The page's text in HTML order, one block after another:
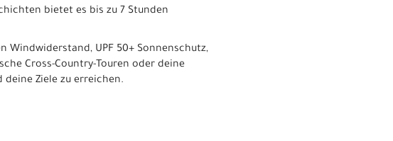
bietet es bis zu 7 Stunden
UPF 50+ Sonnenschutz,
Cross-Country-Touren oder deine
deine Ziele zu erreichen.